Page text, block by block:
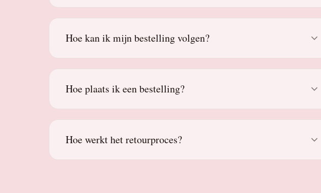
Hoe kan ik mijn bestelling volgen?
Hoe plaats ik een bestelling?
Hoe werkt het retourproces?